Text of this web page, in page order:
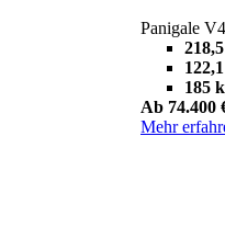
Panigale
185
Ab 74.400
Mehr